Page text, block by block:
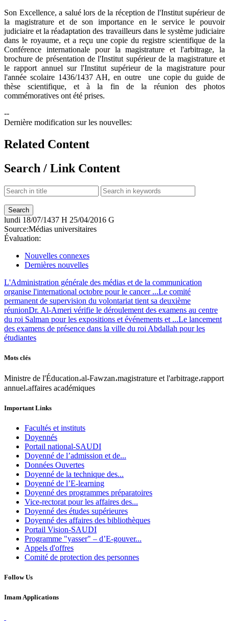
Son Excellence, a salué lors de la réception de l'Institut supérieur de
la magistrature et de son importance en le service le pouvoir
judiciaire et la réadaptation des travailleurs dans le système judiciaire
dans le royaume, et a reçu une copie du registre scientifique de la
Conférence internationale pour la magistrature et l'arbitrage, la
brochure de présentation de l'Institut supérieur de la magistrature et
le rapport annuel sur l'Institut supérieur de la magistrature pour
l'année scolaire 1436/1437 AH, en outre une copie du guide de
thèse scientifique, et à la fin de la réunion des photos
commémoratives ont été prises.
--
Dernière modification sur les nouvelles:
Related Content
Search / Link Content
lundi 18/07/1437 H 25/04/2016 G
Source:Médias universitaires
Évaluation:
Nouvelles connexes
Dernières nouvelles
L'Administration générale des médias et de la communication
organise l'international octobre pour le cancer ...Le comité
permanent de supervision du volontariat tient sa deuxième
réunionDr. Al-Ameri vérifie le déroulement des examens au centre
du roi Salman pour les expositions et événements et ...Le lancement
des examens de présence dans la ville du roi Abdallah pour les
étudiantes
Mots clés
Ministre de l'Éducation،al-Fawzan،magistrature et l'arbitrage،rapport
annuel،affaires académiques
Important Links
Facultés et instituts
Doyennés
Portail national-SAUDI
Doyenné de l’admission et de...
Données Ouvertes
Doyenné de la technique des...
Doyenné de l’E-learning
Doyenné des programmes préparatoires
Vice-rectorat pour les affaires des...
Doyenné des études supérieures
Doyenné des affaires des bibliothèques
Portail Vision-SAUDI
Programme "yasser" – d’E-gouver...
Appels d'offres
Comité de protection des personnes
Follow Us
Imam Applications